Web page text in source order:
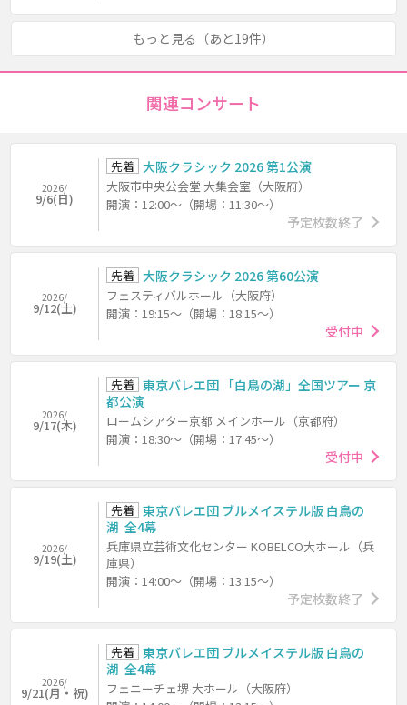
もっと見る（あと19件）
関連コンサート
2026/
9/6(日)
先着 大阪クラシック 2026 第1公演
大阪市中央公会堂 大集会室（大阪府）
開演：12:00～（開場：11:30～）
予定枚数終了
2026/
9/12(土)
先着 大阪クラシック 2026 第60公演
フェスティバルホール（大阪府）
開演：19:15～（開場：18:15～）
受付中
2026/
9/17(木)
先着 東京バレエ団 「白鳥の湖」全国ツアー 京
都公演
ロームシアター京都 メインホール（京都府）
開演：18:30～（開場：17:45～）
受付中
2026/
9/19(土)
先着 東京バレエ団 ブルメイステル版 白鳥の
湖 全4幕
兵庫県立芸術文化センター KOBELCO大ホール（兵
庫県）
開演：14:00～（開場：13:15～）
予定枚数終了
2026/
9/21(月・祝)
先着 東京バレエ団 ブルメイステル版 白鳥の
湖 全4幕
フェニーチェ堺 大ホール（大阪府）